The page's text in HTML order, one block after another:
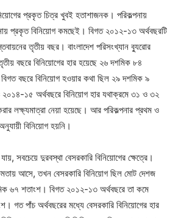
প্রকৃত চিত্র খুবই হতাশাজনক। পরিকল্পনায়
প্রকৃত বিনিয়োগ কমছেই। বিগত ২০১২-১৩ অর্থবছরটি
তৃতীয় বছর। বাংলাদেশ পরিসংখ্যান ব্যুরোর
বছরে বিনিয়োগের হার হয়েছে ২৬ দশমিক ৮৪
বছরে বিনিয়োগ হওয়ার কথা ছিল ২৯ দশমিক ৯
১৫ অর্থবছরে বিনিয়োগ হার যথাক্রমে ৩১ ও ৩২
লক্ষ্যমাত্রা নেয়া হয়েছে। আর পরিকল্পনার প্রথম ও
বিনিয়োগ হয়নি।
সবচেয়ে দুরবস্থা বেসরকারি বিনিয়োগের ক্ষেত্রে।
আসে, তখন বেসরকারি বিনিয়োগ ছিল মোট দেশজ
৬৭ শতাংশ। বিগত ২০১২-১৩ অর্থবছরে তা কমে
গত পাঁচ অর্থবছরের মধ্যে বেসরকারি বিনিয়োগের হার